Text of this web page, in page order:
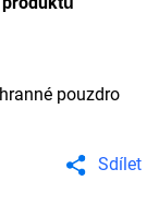
pouzdro
Sdílet